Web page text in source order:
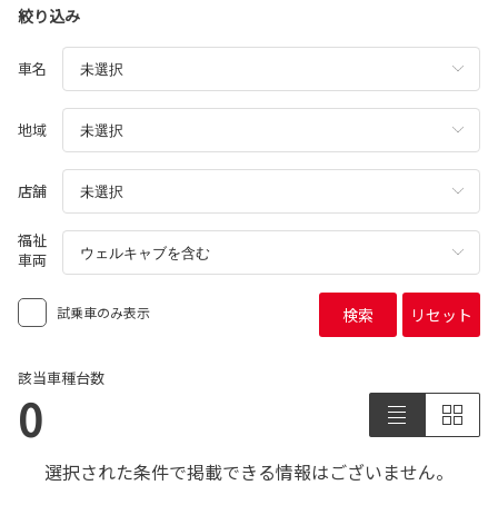
絞り込み
車名
地域
店舗
福祉
車両
試乗車のみ表示 検索 リセット
該当車種台数
0
選択された条件で掲載できる情報はございません。